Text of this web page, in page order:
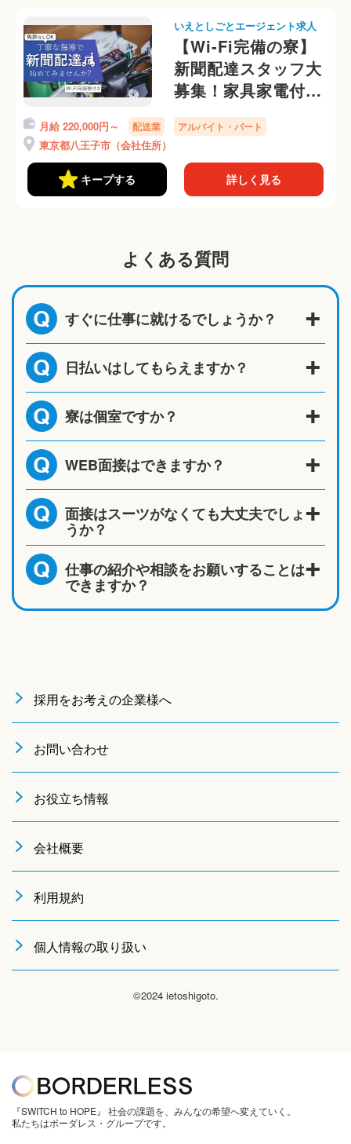
いえとしごとエージェント求人
【Wi-Fi完備の寮】
新聞配達スタッフ大
募集！家具家電付き
の寮に住み込み可能
◎
月給 220,000円～ 配送業 アルバイト・パート
東京都八王子市（会社住所）
キープする 詳しく見る
よくある質問
Q すぐに仕事に就けるでしょうか？
Q 日払いはしてもらえますか？
Q 寮は個室ですか？
Q WEB面接はできますか？
Q 面接はスーツがなくても大丈夫でしょ
うか？
Q 仕事の紹介や相談をお願いすることは
できますか？
採用をお考えの企業様へ
お問い合わせ
お役立ち情報
会社概要
利用規約
個人情報の取り扱い
©2024 ietoshigoto.
『SWITCH to HOPE』 社会の課題を、みんなの希望へ変えていく。
私たちはボーダレス・グループです。